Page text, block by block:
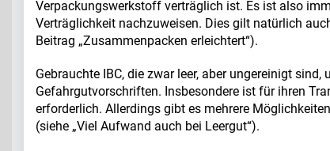
Verpackungswerkstoff verträglich ist. Es ist also
Verträglichkeit nachzuweisen. Dies gilt natürlich
Beitrag „Zusammenpacken erleichtert“).
Gebrauchte IBC, die zwar leer, aber ungereinigt
Gefahrgutvorschriften. Insbesondere ist für ihren
erforderlich. Allerdings gibt es mehrere
(siehe „Viel Aufwand auch bei Leergut“).